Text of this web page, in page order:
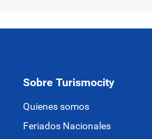
Sobre Turismocity
Quienes somos
Feriados Nacionales